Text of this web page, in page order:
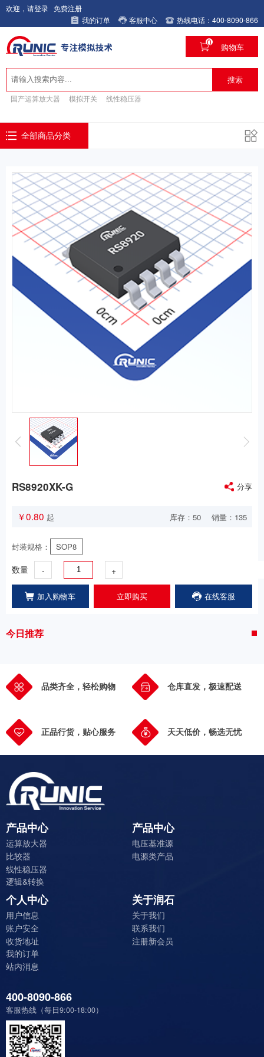
欢迎，请登录 免费注册
我的订单
客服中心 热线电话：400-8090-866
搜索
国产运算放大器 模拟开关 线性稳压器
0 购物车
全部商品分类
RS8920XK-G 分享
￥0.80 起 库存： 50 销量：135
封装规格： SOP8
数量 - +
加入购物车 立即购买 在线客服
今日推荐
品类齐全，轻松购物 仓库直发，极速配送
正品行货，贴心服务 天天低价，畅选无忧
产品中心
运算放大器
比较器
线性稳压器
逻辑&转换
产品中心
电压基准源
电源类产品
个人中心
用户信息
账户安全
收货地址
我的订单
站内消息
关于润石
关于我们
联系我们
注册新会员
400-8090-866
客服热线（每日9:00-18:00）